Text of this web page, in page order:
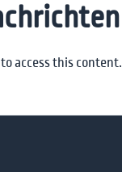
access this content.